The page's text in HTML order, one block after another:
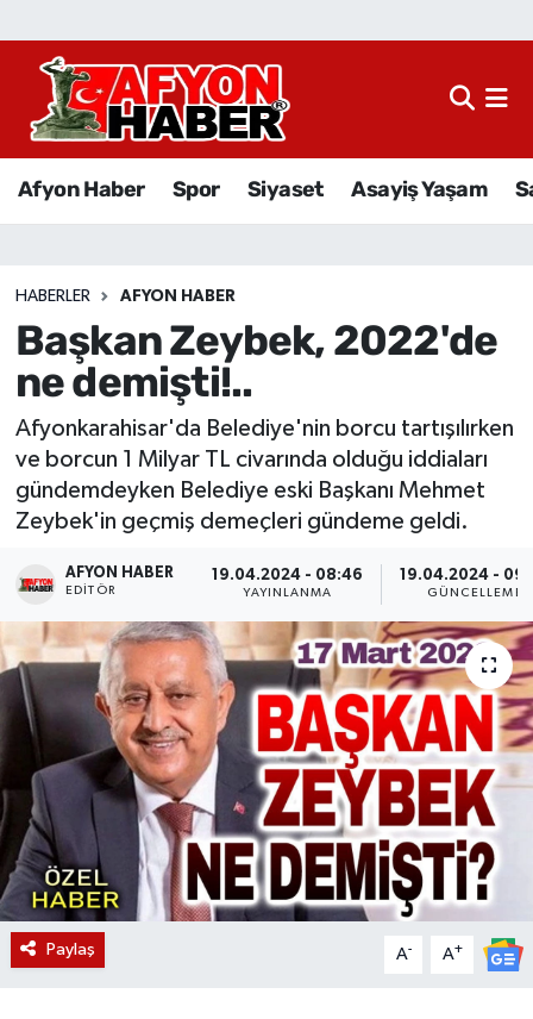
Afyon Haber Spor Siyaset Asayiş Yaşam
HABERLER AFYON HABER
Başkan Zeybek, 2022'de
ne demişti!..
Afyonkarahisar'da Belediye'nin borcu tartışılırken
ve borcun 1 Milyar TL civarında olduğu iddiaları
gündemdeyken Belediye eski Başkanı Mehmet
Zeybek'in geçmiş demeçleri gündeme geldi.
AFYON HABER
EDITÖR
19.04.2024 - 08:46
YAYINLANMA
19.04.2024 -
GÜNCELLEME
Paylaş A- A+
Afyon Haber
Sağlık
Eğitim
Sivil Toplum
Ekonomi
Magazin
Etkinlikler